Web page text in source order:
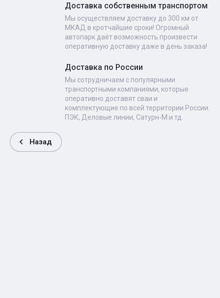
Доставка собственным транспортом
Мы осуществляем доставку до 300 км от
МКАД в кротчайшие сроки! Огромный
автопарк даёт возможность произвести
оперативную доставку даже в день заказа!
Доставка по России
Мы сотрудничаем с популярными
транспортными компаниями, которые
оперативно доставят сваи и
комплектующие по всей территории России.
ПЭК, Деловые линии, Сатурн-М и тд.
Назад